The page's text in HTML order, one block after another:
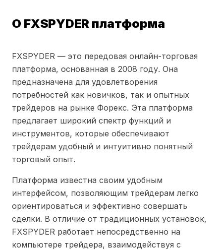
О FXSPYDER платформа
FXSPYDER — это передовая онлайн-торговая
платформа, основанная в 2008 году. Она
предназначена для удовлетворения
потребностей как новичков, так и опытных
трейдеров на рынке Форекс. Эта платформа
предлагает широкий спектр функций и
инструментов, которые обеспечивают
трейдерам удобный и интуитивно понятный
торговый опыт.
Платформа известна своим удобным
интерфейсом, позволяющим трейдерам легко
ориентироваться и эффективно совершать
сделки. В отличие от традиционных установок,
FXSPYDER работает непосредственно на
компьютере трейдера, взаимодействуя с